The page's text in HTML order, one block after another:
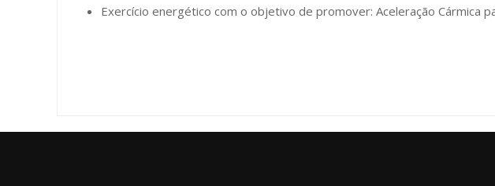
Exercício energético com o objetivo de promover: Aceleração Cármica